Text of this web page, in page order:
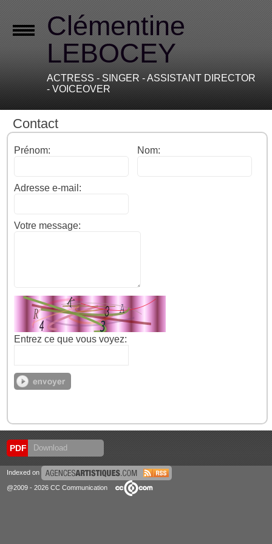
Clémentine
LEBOCEY
ACTRESS - SINGER - ASSISTANT DIRECTOR
- VOICEOVER
Contact
Prénom: Nom:
Adresse e-mail:
Votre message:
Entrez ce que vous voyez:
PDF Download
Indexed on
@2009 - 2026 CC Communication